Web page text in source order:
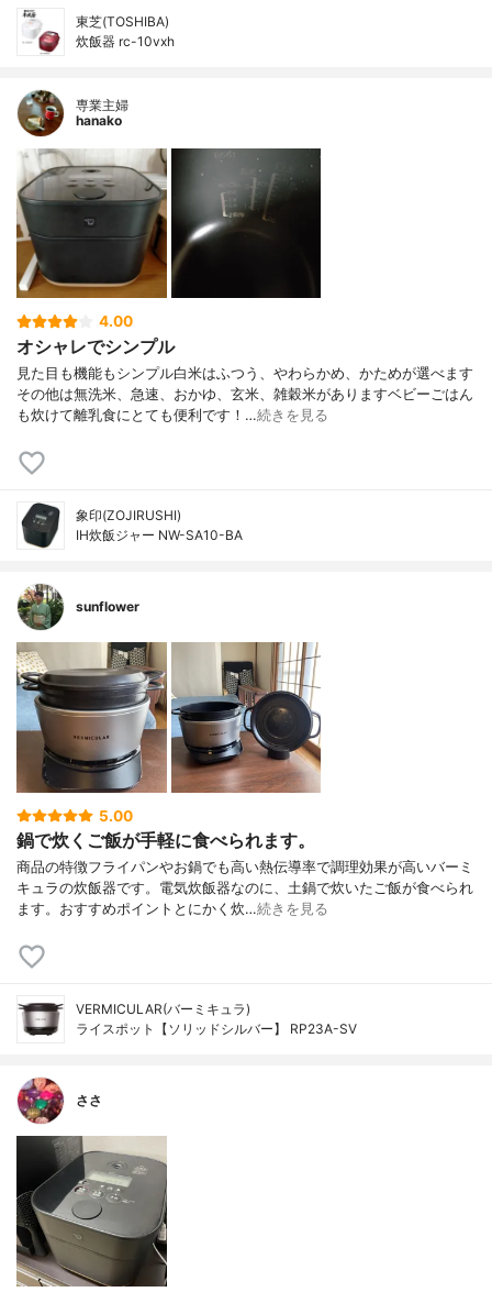
東芝(TOSHIBA)
炊飯器 rc-10vxh
専業主婦
hanako
4.00
オシャレでシンプル
見た目も機能もシンプル白米はふつう、やわらかめ、かためが選べます
その他は無洗米、急速、おかゆ、玄米、雑穀米がありますベビーごはん
も炊けて離乳食にとても便利です！…続きを見る
象印(ZOJIRUSHI)
IH炊飯ジャー NW-SA10-BA
sunflower
5.00
鍋で炊くご飯が手軽に食べられます。
商品の特徴フライパンやお鍋でも高い熱伝導率で調理効果が高いバーミ
キュラの炊飯器です。電気炊飯器なのに、土鍋で炊いたご飯が食べられ
ます。おすすめポイントとにかく炊…続きを見る
VERMICULAR(バーミキュラ)
ライスポット【ソリッドシルバー】 RP23A-SV
ささ